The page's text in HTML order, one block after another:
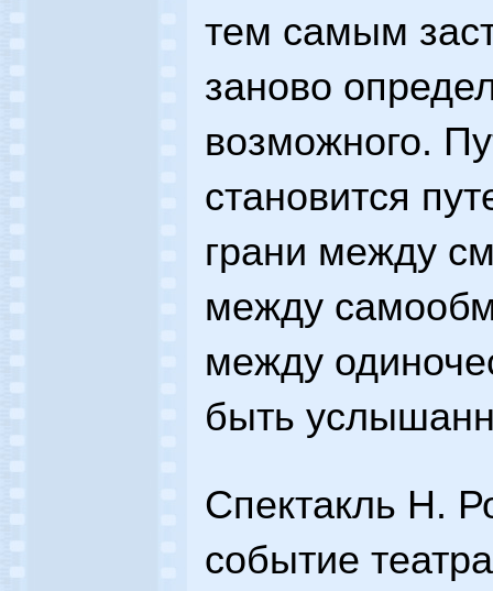
тем самым
заново
возможного.
становится
грани между
между
между
быть
Спектакль Н.
событие